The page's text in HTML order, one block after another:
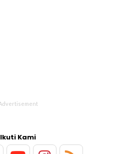
Ikuti Kami